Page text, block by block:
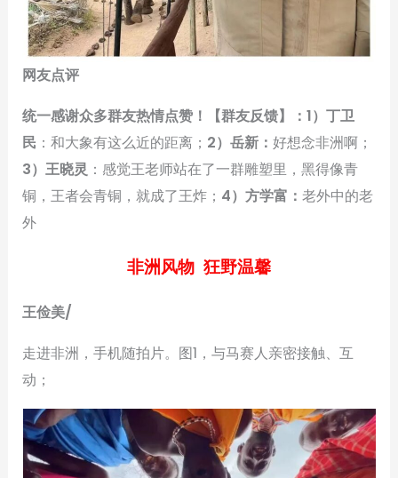
网友点评
统一感谢众多群友热情点赞！【群友反馈】：1）丁卫
民 ：和大象有这么近的距离； 2）岳新：好想念非洲啊；
3）王晓灵 ：感觉王老师站在了一群雕塑里，黑得像青
铜，王者会青铜，就成了王炸； 4）方学富：老外中的老
外
非洲风物 狂野温馨
王俭美/
走进非洲，手机随拍片。图1，与马赛人亲密接触、互
动；